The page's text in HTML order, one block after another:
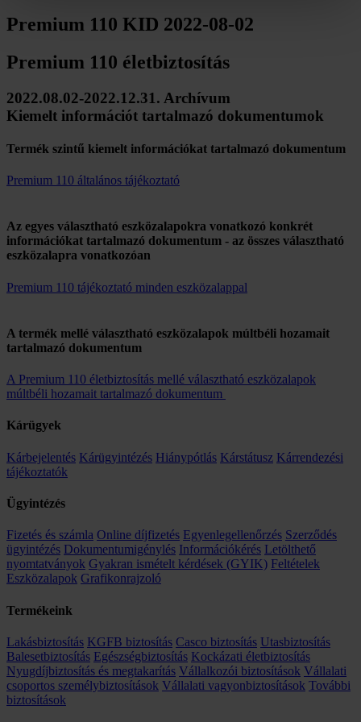
Premium 110 KID 2022-08-02
Premium 110 életbiztosítás
2022.08.02-2022.12.31. Archívum
Kiemelt információt tartalmazó dokumentumok
Termék szintű kiemelt információkat tartalmazó dokumentum
Premium 110 általános tájékoztató
Az egyes választható eszközalapokra vonatkozó konkrét
információkat tartalmazó dokumentum - az összes választható
eszközalapra vonatkozóan
Premium 110 tájékoztató minden eszközalappal
A termék mellé választható eszközalapok múltbéli hozamait
tartalmazó dokumentum
A Premium 110 életbiztosítás mellé választható eszközalapok
múltbéli hozamait tartalmazó dokumentum
Kárügyek
Kárbejelentés Kárügyintézés Hiánypótlás Kárstátusz Kárrendezési
tájékoztatók
Ügyintézés
Fizetés és számla Online díjfizetés Egyenlegellenőrzés Szerződés
ügyintézés Dokumentumigénylés Információkérés Letölthető
nyomtatványok Gyakran ismételt kérdések (GYIK) Feltételek
Eszközalapok Grafikonrajzoló
Termékeink
Lakásbiztosítás KGFB biztosítás Casco biztosítás Utasbiztosítás
Balesetbiztosítás Egészségbiztosítás Kockázati életbiztosítás
Nyugdíjbiztosítás és megtakarítás Vállalkozói biztosítások Vállalati
csoportos személybiztosítások Vállalati vagyonbiztosítások További
biztosítások